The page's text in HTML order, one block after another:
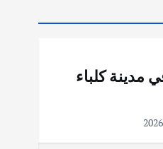
مدينة كلباء